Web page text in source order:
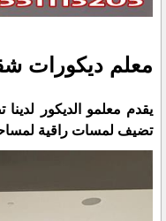
معلم ديكورات
يقدم معلمو الديكور
تضيف لمسات راقية